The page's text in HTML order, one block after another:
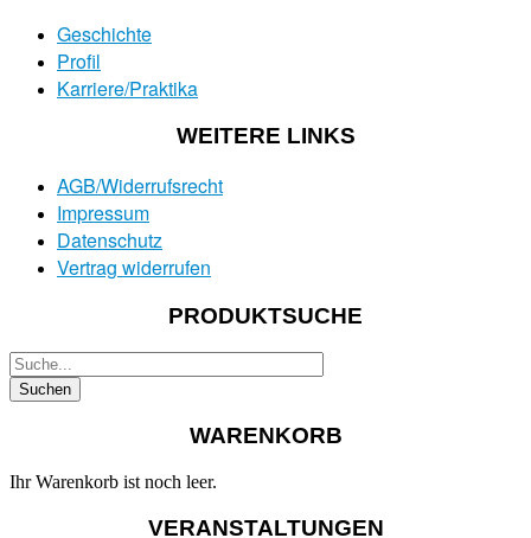
Geschichte
Profil
Karriere/Praktika
WEITERE LINKS
AGB/Widerrufsrecht
Impressum
Datenschutz
Vertrag widerrufen
PRODUKTSUCHE
WARENKORB
Ihr Warenkorb ist noch leer.
VERANSTALTUNGEN